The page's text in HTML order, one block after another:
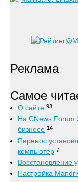
Реклама
Самое
О сайте 93
На CNews Forum
бизнесе 14
Перенос
компьютер 7
Восстановление
Настройка